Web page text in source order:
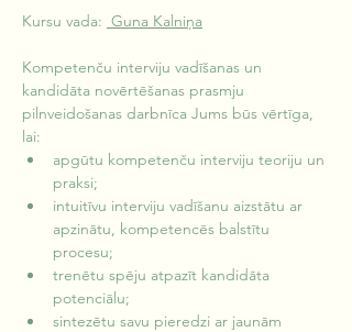
Kursu vada: Guna Kalniņa
Kompetenču interviju vadīšanas un
kandidāta novērtēšanas prasmju
pilnveidošanas darbnīca Jums būs vērtīga,
lai:
apgūtu kompetenču interviju teoriju un
praksi;
intuitīvu interviju vadīšanu aizstātu ar
apzinātu, kompetencēs balstītu
procesu;
trenētu spēju atpazīt kandidāta
potenciālu;
sintezētu savu pieredzi ar jaunām